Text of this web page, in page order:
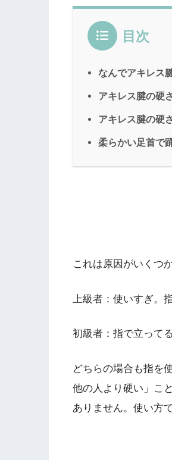
目次
なんでアキレス
アキレス腱の硬
アキレス腱の硬
柔らかい足首で
これは原因がいくつ
上級者：使いすぎ。
初級者：指で立って
どちらの場合も指を
他の人より硬い」こ
ありません。使い方